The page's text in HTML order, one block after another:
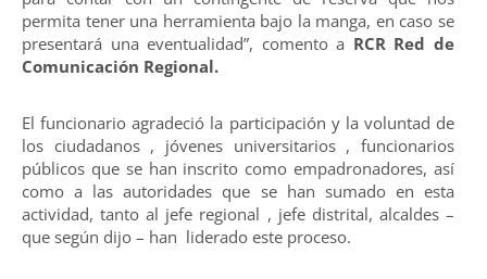
permita tener una herramienta bajo la manga, en caso se
presentará una eventualidad”, comento a RCR Red de
Comunicación Regional.
El funcionario agradeció la participación y la voluntad de
los ciudadanos , jóvenes universitarios , funcionarios
públicos que se han inscrito como empadronadores, así
como a las autoridades que se han sumado en esta
actividad, tanto al jefe regional , jefe distrital, alcaldes –
que según dijo – han liderado este proceso.